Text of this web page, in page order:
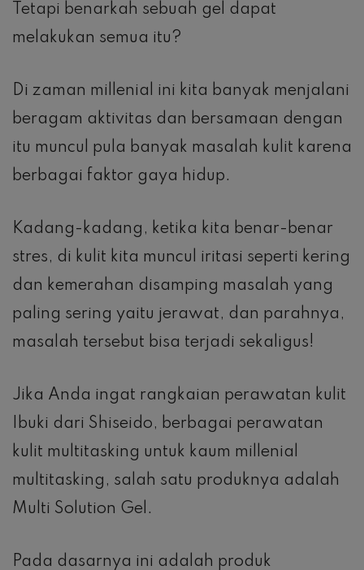
Tetapi benarkah sebuah gel dapat
melakukan semua itu?
Di zaman millenial ini kita banyak menjalani
beragam aktivitas dan bersamaan dengan
itu muncul pula banyak masalah kulit karena
berbagai faktor gaya hidup.
Kadang-kadang, ketika kita benar-benar
stres, di kulit kita muncul iritasi seperti kering
dan kemerahan disamping masalah yang
paling sering yaitu jerawat, dan parahnya,
masalah tersebut bisa terjadi sekaligus!
Jika Anda ingat rangkaian perawatan kulit
Ibuki dari Shiseido, berbagai perawatan
kulit multitasking untuk kaum millenial
multitasking, salah satu produknya adalah
Multi Solution Gel.
Pada dasarnya ini adalah produk